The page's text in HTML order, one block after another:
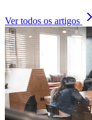
Ver todos os artigos